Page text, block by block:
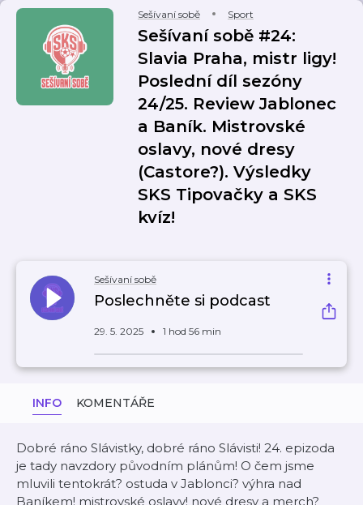
Sešívaní sobě Sport
Sešívaní sobě #24:
Slavia Praha, mistr ligy!
Poslední díl sezóny
24/25. Review Jablonec
a Baník. Mistrovské
oslavy, nové dresy
(Castore?). Výsledky
SKS Tipovačky a SKS
kvíz!
Sešívaní sobě
Poslechněte si podcast
29. 5. 2025 1 hod 56 min
INFO KOMENTÁŘE
Dobré ráno Slávistky, dobré ráno Slávisti! 24. epizoda
je tady navzdory původním plánům! O čem jsme
mluvili tentokrát? ostuda v Jablonci? výhra nad
Baníkem! mistrovské oslavy! nové dresy a merch?